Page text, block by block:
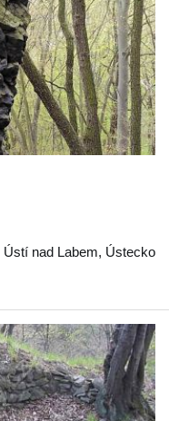
Ústí nad Labem, Ústecko